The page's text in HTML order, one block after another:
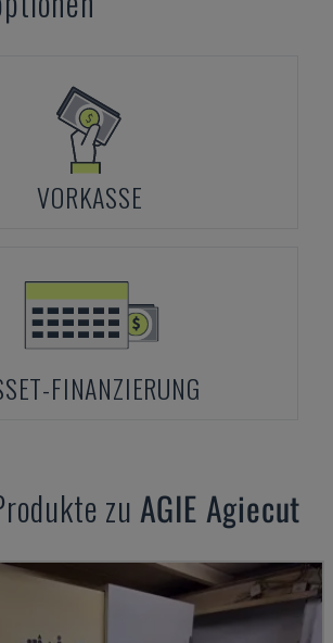
VORKASSE
FINANZIERUNG
zu AGIE Agiecut